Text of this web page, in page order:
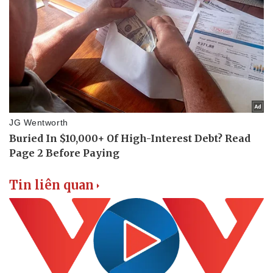
Tin liên quan